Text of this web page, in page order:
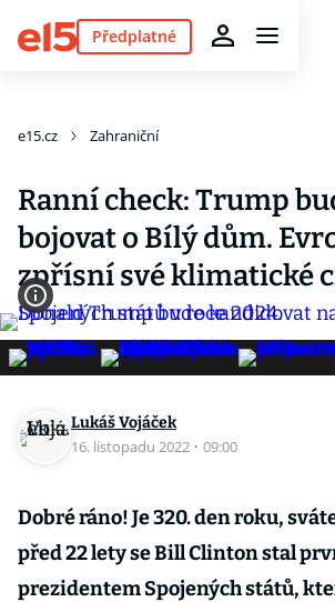
Předplatné
e15.cz Zahraniční
Ranní check: Trump
bojovat o Bílý dům.
zpřísní své klimatické
Lukáš Vojáček
16. listopadu 2022 · 09:00
Dobré ráno! Je 320. den roku,
před 22 lety se Bill Clinton stal
prezidentem Spojených států,